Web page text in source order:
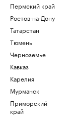
Пермский край
Ростов-на-Дону
Татарстан
Тюмень
Черноземье
Кавказ
Карелия
Мурманск
Приморский
край